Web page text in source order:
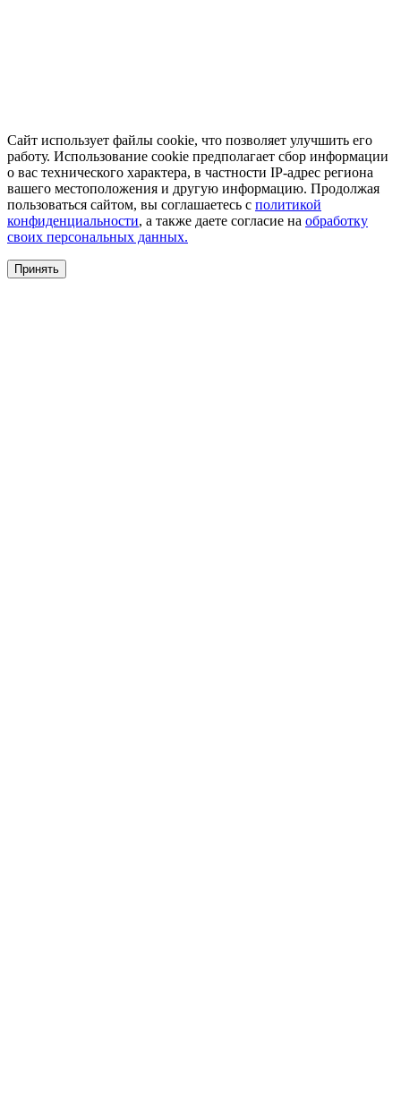
Сайт использует файлы cookie, что позволяет улучшить его
работу. Использование cookie предполагает сбор информации
о вас технического характера, в частности IP-адрес региона
вашего местоположения и другую информацию. Продолжая
пользоваться сайтом, вы соглашаетесь с политикой
конфиденциальности, а также даете согласие на обработку
своих персональных данных.
Принять